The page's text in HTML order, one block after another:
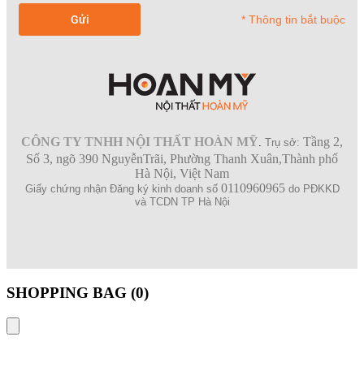
* Thông tin bắt buộc
CÔNG TY TNHH NỘI THẤT HOÀN MỸ. Trụ sở: Tầng 2,
Số 3, ngõ 390 NguyễnTrãi, Phường Thanh Xuân,Thành phố
Hà Nội, Việt Nam
Giấy chứng nhận Đăng ký kinh doanh số 0110960965do PĐKKD
và TCDN TP Hà Nội
SHOPPING BAG (0)